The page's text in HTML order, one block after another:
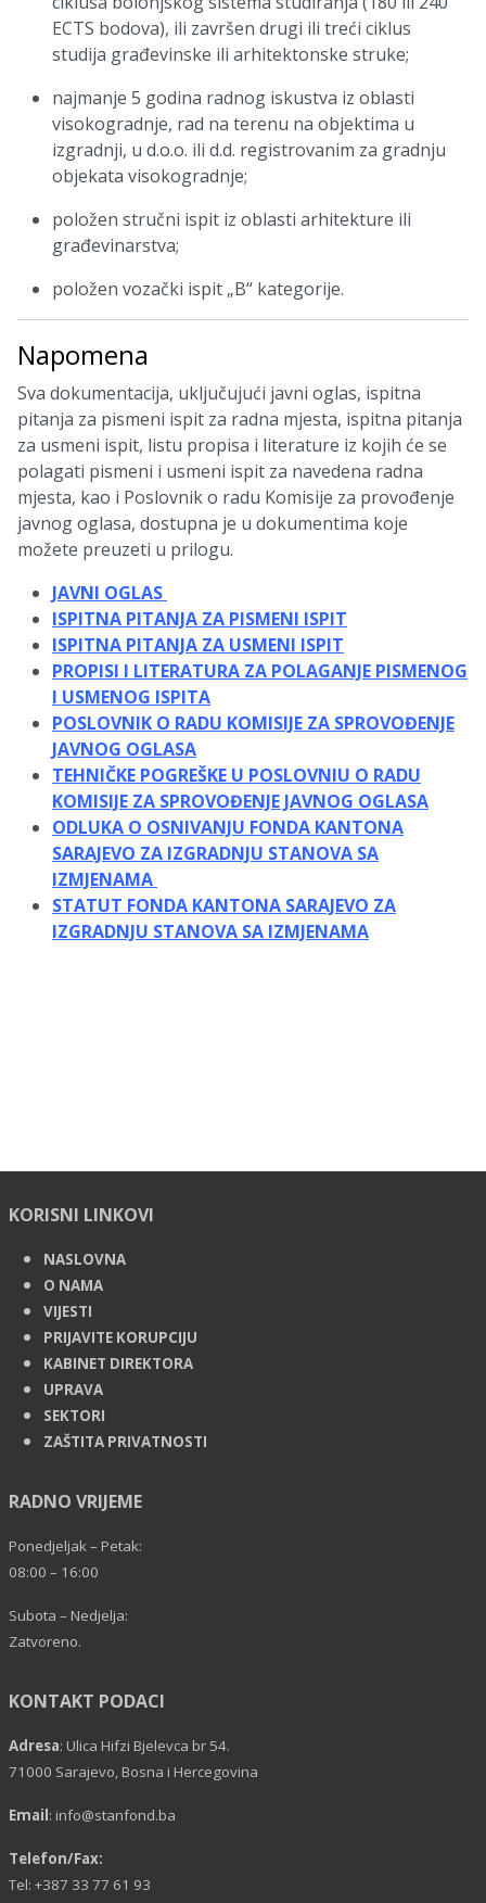
ECTS bodova), ili završen drugi ili treći ciklus
studija građevinske ili arhitektonske struke;
najmanje 5 godina radnog iskustva iz oblasti
visokogradnje, rad na terenu na objektima u
izgradnji, u d.o.o. ili d.d. registrovanim za gradnju
objekata visokogradnje;
položen stručni ispit iz oblasti arhitekture ili
građevinarstva;
položen vozački ispit „B“ kategorije.
Napomena
Sva dokumentacija, uključujući javni oglas, ispitna
pitanja za pismeni ispit za radna mjesta, ispitna pitanja
za usmeni ispit, listu propisa i literature iz kojih će se
polagati pismeni i usmeni ispit za navedena radna
mjesta, kao i Poslovnik o radu Komisije za provođenje
javnog oglasa, dostupna je u dokumentima koje
možete preuzeti u prilogu.
JAVNI OGLAS
ISPITNA PITANJA ZA PISMENI ISPIT
ISPITNA PITANJA ZA USMENI ISPIT
PROPISI I LITERATURA ZA POLAGANJE PISMENOG
I USMENOG ISPITA
POSLOVNIK O RADU KOMISIJE ZA SPROVOĐENJE
JAVNOG OGLASA
TEHNIČKE POGREŠKE U POSLOVNIU O RADU
KOMISIJE ZA SPROVOĐENJE JAVNOG OGLASA
ODLUKA O OSNIVANJU FONDA KANTONA
SARAJEVO ZA IZGRADNJU STANOVA SA
IZMJENAMA
STATUT FONDA KANTONA SARAJEVO ZA
IZGRADNJU STANOVA SA IZMJENAMA
KORISNI LINKOVI
NASLOVNA
O NAMA
VIJESTI
PRIJAVITE KORUPCIJU
KABINET DIREKTORA
UPRAVA
SEKTORI
ZAŠTITA PRIVATNOSTI
RADNO VRIJEME
Ponedjeljak – Petak:
08:00 – 16:00
Subota – Nedjelja:
Zatvoreno.
KONTAKT PODACI
Adresa: Ulica Hifzi Bjelevca br 54.
71000 Sarajevo, Bosna i Hercegovina
Email: info@stanfond.ba
Telefon/Fax:
Tel: +387 33 77 61 93